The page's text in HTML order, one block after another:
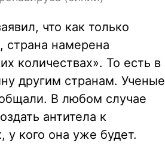
что как только
страна намерена
количествах». То есть в
другим странам. Ученые
В любом случае
антитела к
у кого она уже будет.